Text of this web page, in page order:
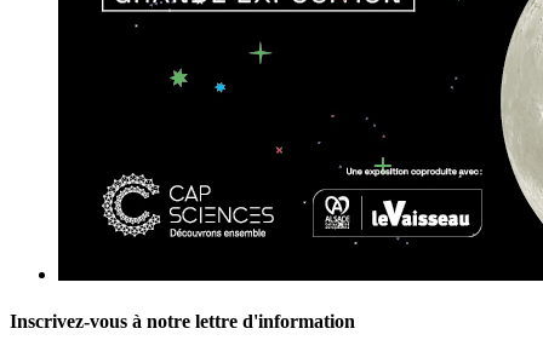
Inscrivez-vous à notre lettre d'information